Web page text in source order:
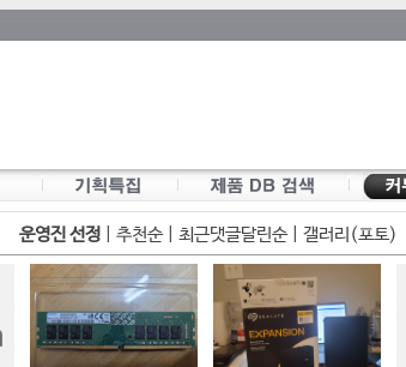
운영진 선정 추천순| 최근댓글달린순| 갤러리(포토)